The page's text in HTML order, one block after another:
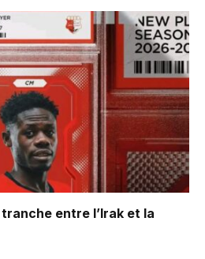
entre l’Irak et la